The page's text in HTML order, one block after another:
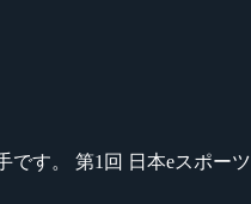
です。 第1回 日本eスポー